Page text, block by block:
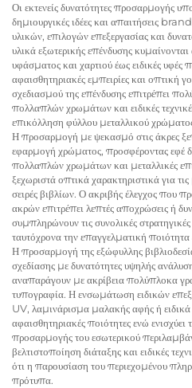
Οι εκτενείς δυνατότητες προσαρμογής
δημιουργικές ιδέες και απαιτήσεις
υλικών, επιλογών επεξεργασίας και
υλικά εξωτερικής επένδυσης
υφάσματος και χαρτιού έως ειδικές
αφαισθητηριακές εμπειρίες και οπτική
σχεδιασμού της επένδυσης επιτρέπει
πολλαπλών χρωμάτων και ειδικές
επικόλληση φύλλου μεταλλικού
Η προσαρμογή με ψεκασμό στις άκρες
εφαρμογή χρώματος, προσφέροντας εφέ
πολλαπλών χρωμάτων και μεταλλικές
ξεχωριστά οπτικά χαρακτηριστικά για
σειρές βιβλίων. Ο ακριβής έλεγχος που
ακρών επιτρέπει λεπτές αποχρώσεις ή
συμπληρώνουν τις συνολικές
ταυτόχρονα την επαγγελματική ποιότητα
Η προσαρμογή της εξώφυλλης
σχεδίασης με δυνατότητες υψηλής
αναπαράγουν με ακρίβεια πολύπλοκα
τυπογραφία. Η ενσωμάτωση ειδικών
UV, λαμινάρισμα μαλακής αφής ή ειδικά
αφαισθητηριακές ποιότητες ενώ
προσαρμογής του εσωτερικού
βελτιστοποίηση διάταξης και ειδικές
ότι η παρουσίαση του περιεχομένου
πρότυπα.